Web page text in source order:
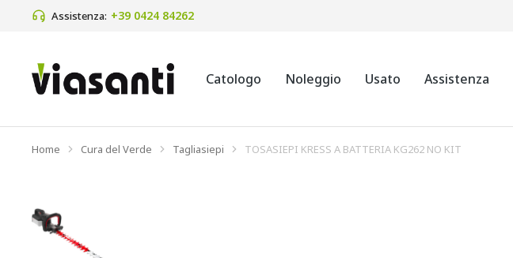
Assistenza: +39 0424 84262
Catologo Noleggio Usato Assistenza
Tu sei qui:
Home Cura del Verde Tagliasiepi TOSASIEPI KRESS A BATTERIA KG262 NO KIT